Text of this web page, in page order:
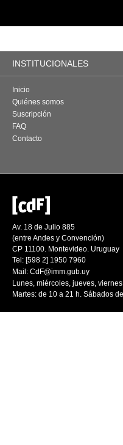
INSTITUCIONALES
Inicio
Quiénes somos
Suscripción
FAQ
Contacto
Av. 18 de Julio 885
(entre Andes y Convención)
CP 11100. Montevideo. Uruguay
Tel: [598 2] 1950 7960
Mail: CdF@imm.gub.uy
Lunes, miércoles, jueves,
Martes: de 10 a 21 h. Sábados